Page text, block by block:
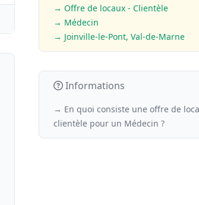
→ Offre de locaux - Clientèle
→ Médecin
→ Joinville-le-Pont, Val-de-Marne
Informations
→ En quoi consiste une offre de
clientèle pour un Médecin ?